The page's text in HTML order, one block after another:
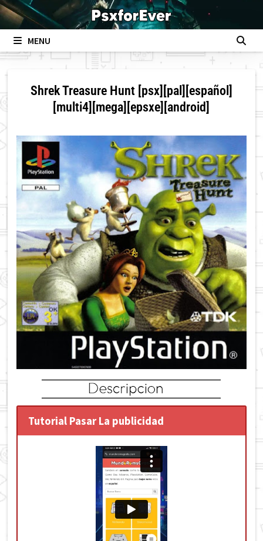
Skip
to
contentMENU
Shrek Treasure Hunt [psx][pal][español]
[multi4][mega][epsxe][android]
Tutorial Pasar La publicidad